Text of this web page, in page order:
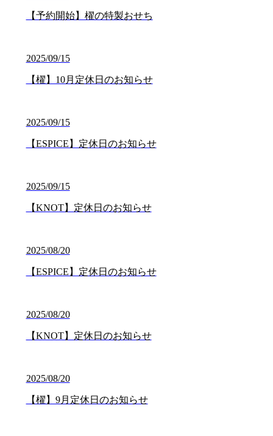
【予約開始】櫂の特製おせち
2025/09/15
【櫂】10月定休日のお知らせ
2025/09/15
【ESPICE】定休日のお知らせ
2025/09/15
【KNOT】定休日のお知らせ
2025/08/20
【ESPICE】定休日のお知らせ
2025/08/20
【KNOT】定休日のお知らせ
2025/08/20
【櫂】9月定休日のお知らせ